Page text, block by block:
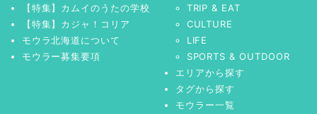
【特集】カムイのうたの学校
【特集】カジャ！コリア
モウラ北海道について
モウラー募集要項
TRIP & EAT
CULTURE
LIFE
SPORTS & OUTDOOR
エリアから探す
タグから探す
モウラー一覧